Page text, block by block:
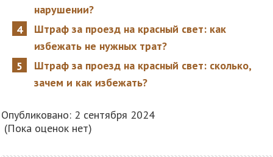
нарушении?
Штраф за проезд на красный свет: как
избежать не нужных трат?
Штраф за проезд на красный свет: сколько,
зачем и как избежать?
Опубликовано: 2 сентября 2024
(Пока оценок нет)